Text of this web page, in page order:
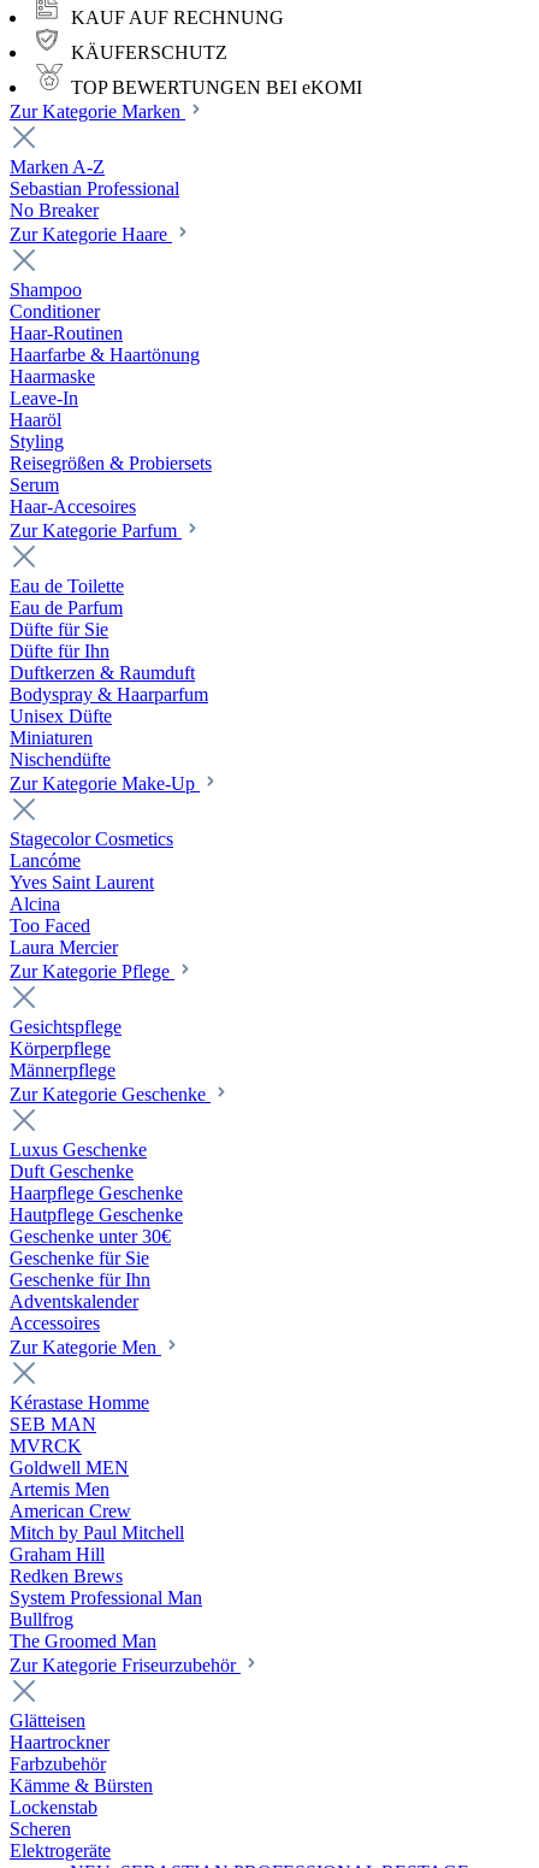
KAUF AUF RECHNUNG
KÄUFERSCHUTZ
TOP BEWERTUNGEN BEI eKOMI
Zur Kategorie Marken
Marken A-Z
Sebastian Professional
No Breaker
Zur Kategorie Haare
Shampoo
Conditioner
Haar-Routinen
Haarfarbe & Haartönung
Haarmaske
Leave-In
Haaröl
Styling
Reisegrößen & Probiersets
Serum
Haar-Accesoires
Zur Kategorie Parfum
Eau de Toilette
Eau de Parfum
Düfte für Sie
Düfte für Ihn
Duftkerzen & Raumduft
Bodyspray & Haarparfum
Unisex Düfte
Miniaturen
Nischendüfte
Zur Kategorie Make-Up
Stagecolor Cosmetics
Lancóme
Yves Saint Laurent
Alcina
Too Faced
Laura Mercier
Zur Kategorie Pflege
Gesichtspflege
Körperpflege
Männerpflege
Zur Kategorie Geschenke
Luxus Geschenke
Duft Geschenke
Haarpflege Geschenke
Hautpflege Geschenke
Geschenke unter 30€
Geschenke für Sie
Geschenke für Ihn
Adventskalender
Accessoires
Zur Kategorie Men
Kérastase Homme
SEB MAN
MVRCK
Goldwell MEN
Artemis Men
American Crew
Mitch by Paul Mitchell
Graham Hill
Redken Brews
System Professional Man
Bullfrog
The Groomed Man
Zur Kategorie Friseurzubehör
Glätteisen
Haartrockner
Farbzubehör
Kämme & Bürsten
Lockenstab
Scheren
Elektrogeräte